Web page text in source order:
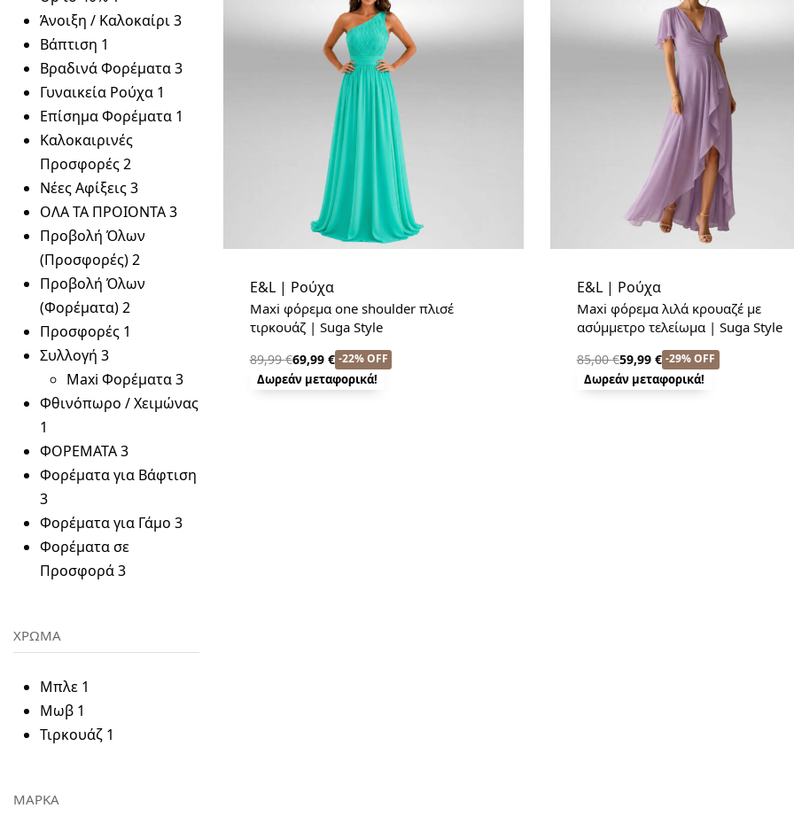
Άνοιξη / Καλοκαίρι3
Βάπτιση 1
Βραδινά Φορέματα3
Γυναικεία Ρούχα 1
Επίσημα Φορέματα 1
Καλοκαιρινές
Προσφορές2
Νέες Αφίξεις3
ΟΛΑ ΤΑ ΠΡΟΙΟΝΤΑ3
Προβολή Όλων
(Προσφορές)2
Προβολή Όλων
(Φορέματα)2
Προσφορές 1
Συλλογή 3
Maxi Φορέματα3
Φθινόπωρο / Χειμώνας
1
ΦΟΡΕΜΑΤΑ3
Φορέματα για Βάφτιση
3
Φορέματα για Γάμο 3
Φορέματα σε
Προσφορά3
ΧΡΩΜΑ
Μπλε 1
Μωβ 1
Τιρκουάζ 1
ΜΑΡΚΑ
E&L | Ρούχα
Maxi φόρεμα one shoulder πλισέ
τιρκουάζ | Suga Style
89,99€69,99 € -22% OFF
Δωρεάν μεταφορικά!
E&L | Ρούχα
Maxi φόρεμα λιλά κρουαζέ με
ασύμμετρο τελείωμα | Suga Style
85,00€59,99 € -29% OFF
Δωρεάν μεταφορικά!